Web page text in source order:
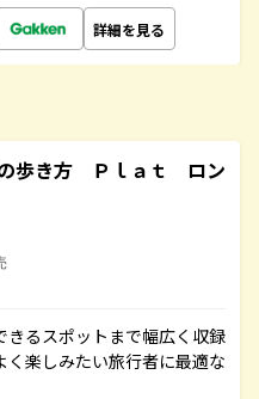
詳細を見る
歩き方 Ｐｌａｔ ロン
るスポットまで幅広く収録
く楽しみたい旅行者に最適な